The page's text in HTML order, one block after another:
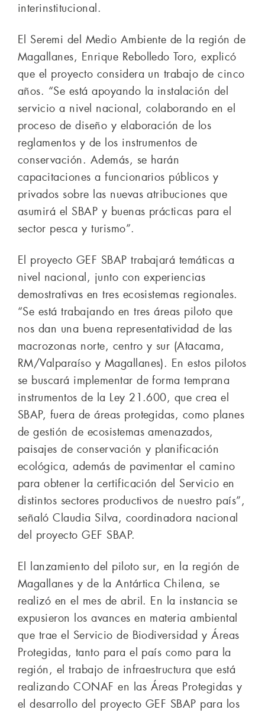
interinstitucional.
El Seremi del Medio Ambiente de la región de
Magallanes, Enrique Rebolledo Toro, explicó
que el proyecto considera un trabajo de cinco
años. “Se está apoyando la instalación del
servicio a nivel nacional, colaborando en el
proceso de diseño y elaboración de los
reglamentos y de los instrumentos de
conservación. Además, se harán
capacitaciones a funcionarios públicos y
privados sobre las nuevas atribuciones que
asumirá el SBAP y buenas prácticas para el
sector pesca y turismo”.
El proyecto GEF SBAP trabajará temáticas a
nivel nacional, junto con experiencias
demostrativas en tres ecosistemas regionales.
“Se está trabajando en tres áreas piloto que
nos dan una buena representatividad de las
macrozonas norte, centro y sur (Atacama,
RM/Valparaíso y Magallanes). En estos pilotos
se buscará implementar de forma temprana
instrumentos de la Ley 21.600, que crea el
SBAP, fuera de áreas protegidas, como planes
de gestión de ecosistemas amenazados,
paisajes de conservación y planificación
ecológica, además de pavimentar el camino
para obtener la certificación del Servicio en
distintos sectores productivos de nuestro país”,
señaló Claudia Silva, coordinadora nacional
del proyecto GEF SBAP.
El lanzamiento del piloto sur, en la región de
Magallanes y de la Antártica Chilena, se
realizó en el mes de abril. En la instancia se
expusieron los avances en materia ambiental
que trae el Servicio de Biodiversidad y Áreas
Protegidas, tanto para el país como para la
región, el trabajo de infraestructura que está
realizando CONAF en las Áreas Protegidas y
el desarrollo del proyecto GEF SBAP para los